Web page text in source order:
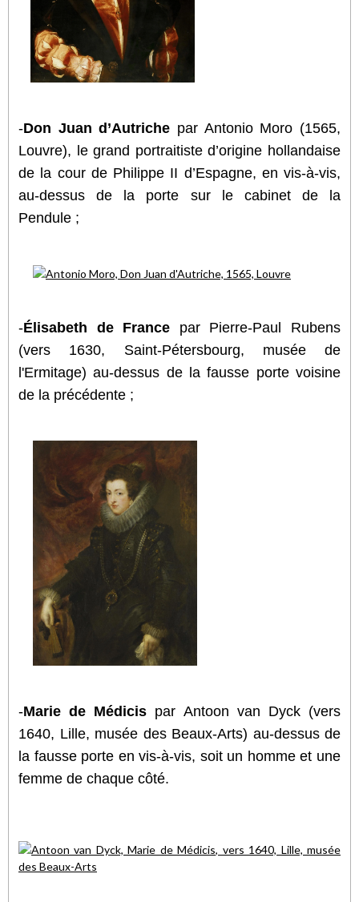
-Don Juan d’Autriche par Antonio Moro (1565,
Louvre), le grand portraitiste d’origine hollandaise
de la cour de Philippe II d’Espagne, en vis-à-vis,
au-dessus de la porte sur le cabinet de la
Pendule ;
-Élisabeth de France par Pierre-Paul Rubens
(vers 1630, Saint-Pétersbourg, musée de
l'Ermitage) au-dessus de la fausse porte voisine
de la précédente ;
-Marie de Médicis par Antoon van Dyck (vers
1640, Lille, musée des Beaux-Arts) au-dessus de
la fausse porte en vis-à-vis, soit un homme et une
femme de chaque côté.